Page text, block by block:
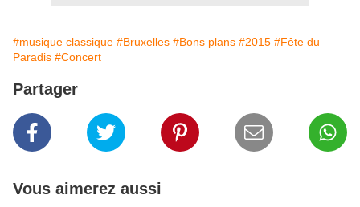
#musique classique #Bruxelles #Bons plans #2015 #Fête du
Paradis #Concert
Partager
Vous aimerez aussi